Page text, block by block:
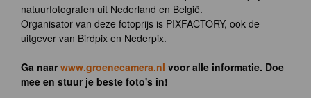
natuurfotografen uit Nederland en België.
Organisator van deze fotoprijs is PIXFACTORY, ook de
uitgever van Birdpix en Nederpix.
Ga naarwww.groenecamera.nl voor alle informatie. Doe
mee en stuur je beste foto's in!